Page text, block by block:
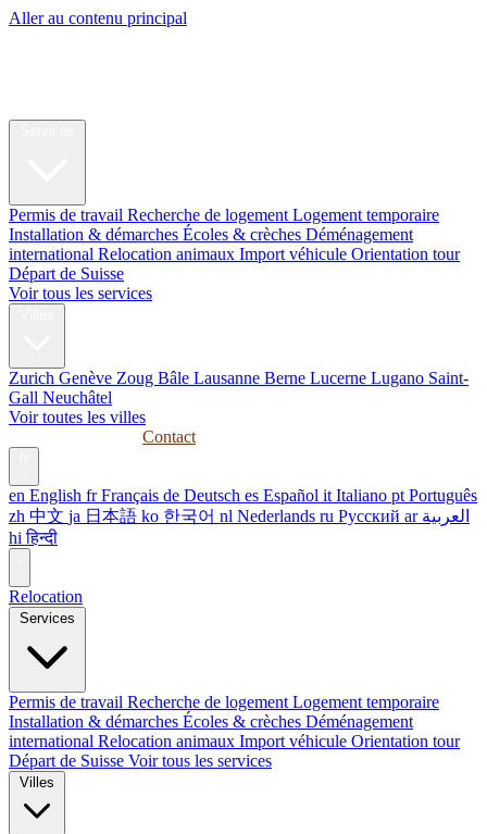
Aller au contenu principal
Permis de travail Recherche de logement Logement temporaire
Installation & démarches Écoles & crèches Déménagement
international Relocation animaux Import véhicule Orientation tour
Départ de Suisse
Voir tous les services
Zurich Genève Zoug Bâle Lausanne Berne Lucerne Lugano Saint-
Gall Neuchâtel
Voir toutes les villes
Contact
en English fr Français de Deutsch es Español it Italiano pt Português
zh 中文 ja 日本語 ko 한국어 nl Nederlands ru Русский ar العربية
hi हिन्दी
Relocation
Services
Permis de travail Recherche de logement Logement temporaire
Installation & démarches Écoles & crèches Déménagement
international Relocation animaux Import véhicule Orientation tour
Départ de Suisse Voir tous les services
Villes